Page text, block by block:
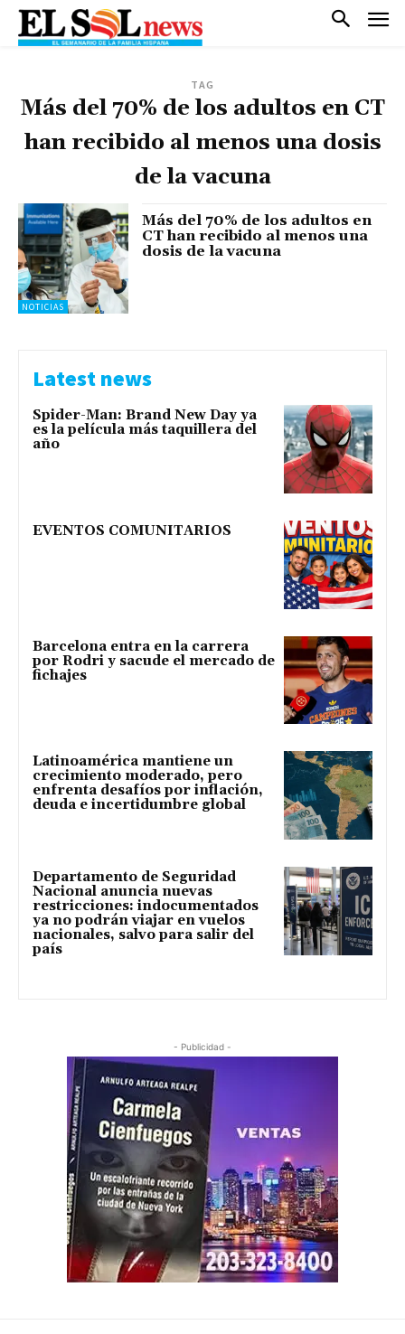
TAG
Más del 70% de los adultos en CT
han recibido al menos una dosis
de la vacuna
NOTICIAS
Más del 70% de los adultos en
CT han recibido al menos una
dosis de la vacuna
Latest news
Spider-Man: Brand New Day ya
es la película más taquillera del
año
EVENTOS COMUNITARIOS
Barcelona entra en la carrera
por Rodri y sacude el mercado de
fichajes
Latinoamérica mantiene un
crecimiento moderado, pero
enfrenta desafíos por inflación,
deuda e incertidumbre global
Departamento de Seguridad
Nacional anuncia nuevas
restricciones: indocumentados
ya no podrán viajar en vuelos
nacionales, salvo para salir del
país
- Publicidad -